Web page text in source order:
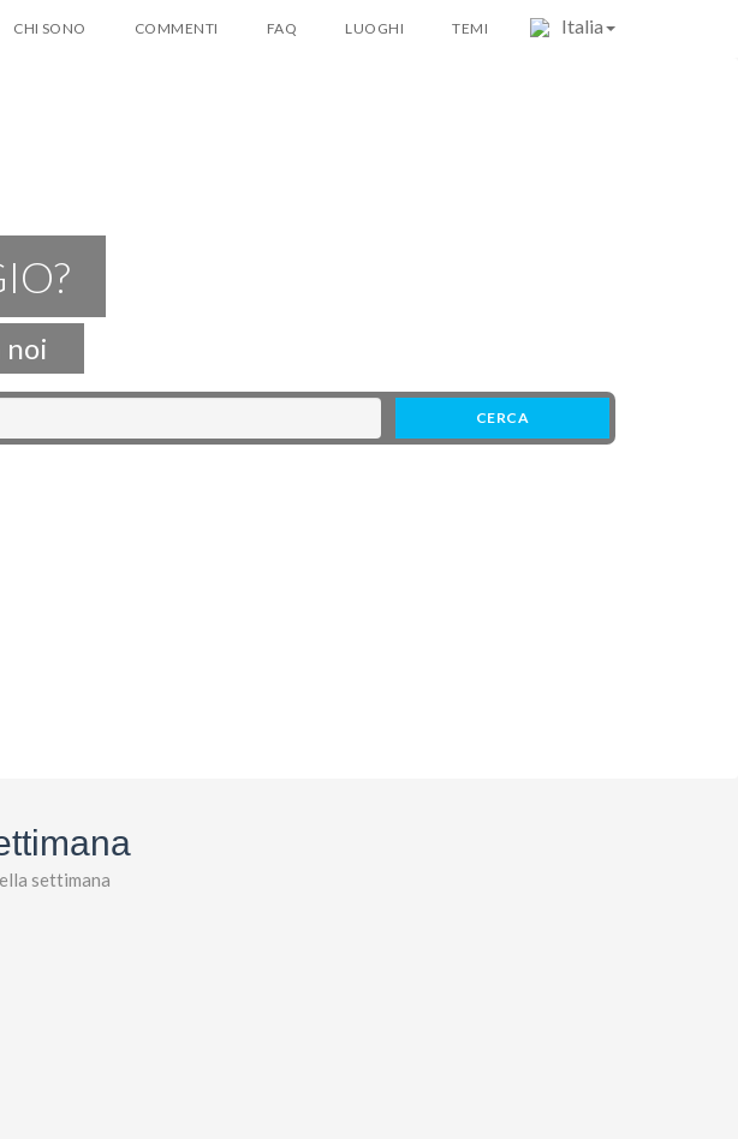
CHI SONO COMMENTI FAQ LUOGHI TEMI Italia
noi
CERCA
settimana